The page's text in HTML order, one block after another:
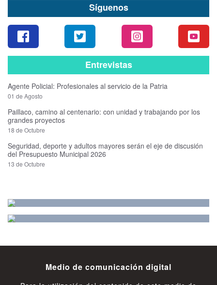
Síguenos
Entrevistas
Agente Policial: Profesionales al servicio de la Patria
01 de Agosto
Paillaco, camino al centenario: con unidad y trabajando por los
grandes proyectos
18 de Octubre
Seguridad, deporte y adultos mayores serán el eje de discusión
del Presupuesto Municipal 2026
13 de Octubre
Medio de comunicación digital